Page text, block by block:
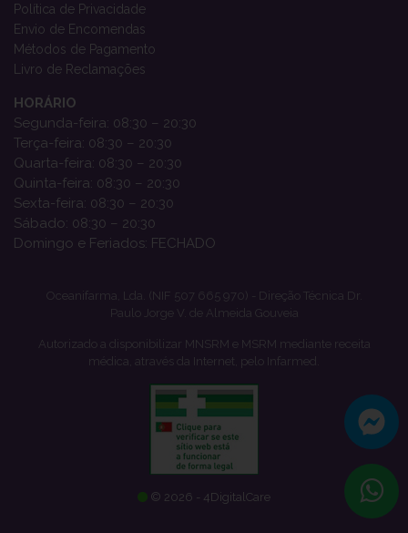
Política de Privacidade
Envio de Encomendas
Métodos de Pagamento
Livro de Reclamações
HORÁRIO
Segunda-feira: 08:30 – 20:30
Terça-feira: 08:30 – 20:30
Quarta-feira: 08:30 – 20:30
Quinta-feira: 08:30 – 20:30
Sexta-feira: 08:30 – 20:30
Sábado: 08:30 – 20:30
Domingo e Feriados: FECHADO
Oceanifarma, Lda. (NIF 507 665 970) - Direção Técnica Dr.
Paulo Jorge V. de Almeida Gouveia
Autorizado a disponibilizar MNSRM e MSRM mediante receita
médica, através da Internet, pelo Infarmed.
© 2026 - 4DigitalCare